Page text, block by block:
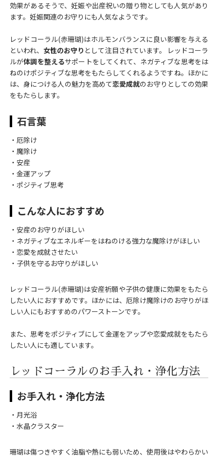
効果があるそうで、妊娠や出産祝いの贈り物としても人気があり
ます。妊娠関連のお守りにも人気なようです。
レッドコーラル(赤珊瑚)はホルモンバランスに良い影響を与える
といわれ、 女性のお守り として注目されています。 レッドコーラ
ルが体調を整えるサポートをしてくれて、ネガティブな思考をは
ねのけポジティブな思考をもたらしてくれるようですね。ほかに
は、身につける人の魅力を高めて恋愛成就のお守りとしての効果
をもたらします。
石言葉
・厄除け
・魔除け
・安産
・金運アップ
・ポジティブ思考
こんな人におすすめ
・安産のお守りがほしい
・ネガティブなエネルギーをはねのける強力な魔除けがほしい
・恋愛を成就させたい
・子供を守るお守りがほしい
レッドコーラル(赤珊瑚)は安産祈願や子供の健康に効果をもたら
したい人におすすめです。ほかには、厄除け魔除けのお守りがほ
しい人にもおすすめのパワーストーンです。
また、思考をポジティブにして金運をアップや恋愛成就をもたら
したい人にも適しています。
レッドコーラルのお手入れ・浄化方法
お手入れ・浄化方法
・月光浴
・水晶クラスター
珊瑚は傷つきやすく油脂や熱にも弱いため、使用後はやわらかい